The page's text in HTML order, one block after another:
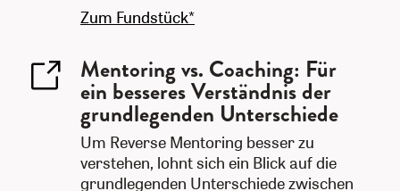
Zum Fundstück*
Mentoring vs. Coaching: Für
ein besseres Verständnis der
grundlegenden Unterschiede
Um Reverse Mentoring besser zu
verstehen, lohnt sich ein Blick auf die
grundlegenden Unterschiede zwischen